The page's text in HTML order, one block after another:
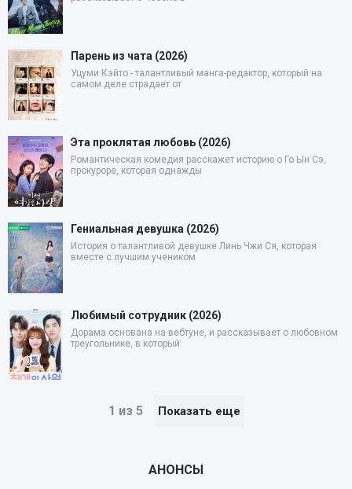
Парень из чата (2026)
Уцуми Кэйто - талантливый манга-редактор, который на
самом деле страдает от
Эта проклятая любовь (2026)
Романтическая комедия расскажет историю о Го Ын Сэ,
прокуроре, которая однажды
Гениальная девушка (2026)
История о талантливой девушке Линь Чжи Ся, которая
вместе с лучшим учеником
Любимый сотрудник (2026)
Дорама основана на вебтуне, и рассказывает о любовном
треугольнике, в который
1 из 5 Показать еще
АНОНСЫ